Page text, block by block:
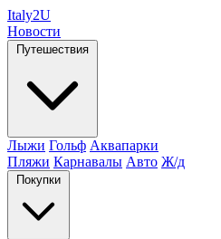
Italy2U
Новости
Путешествия
Лыжи Гольф Аквапарки
Пляжи Карнавалы Авто Ж/д
Покупки